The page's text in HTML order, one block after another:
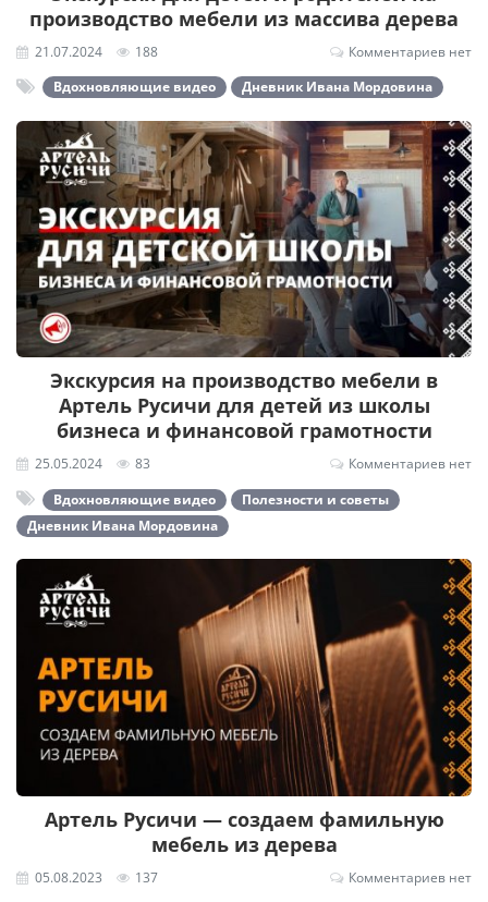
производство мебели из массива дерева
21.07.2024 188
Комментариев нет
Вдохновляющие видео
Дневник Ивана Мордовина
Экскурсия на производство мебели в
Артель Русичи для детей из школы
бизнеса и финансовой грамотности
25.05.2024 83
Комментариев нет
Вдохновляющие видео
Полезности и советы
Дневник Ивана Мордовина
Артель Русичи — создаем фамильную
мебель из дерева
05.08.2023 137
Комментариев нет